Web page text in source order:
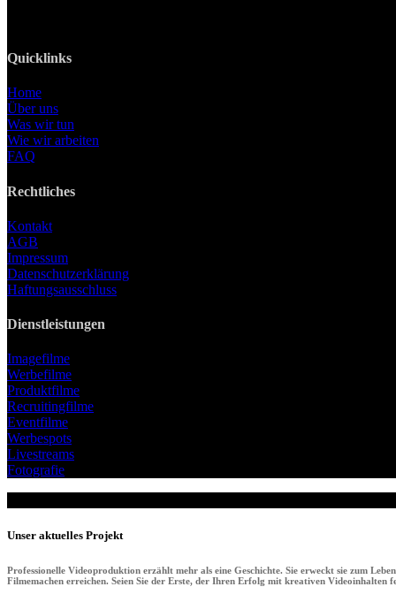
Quicklinks
Home
Über uns
Was wir tun
Wie wir arbeiten
FAQ
Rechtliches
Kontakt
AGB
Impressum
Datenschutzerklärung
Haftungsausschluss
Dienstleistungen
Imagefilme
Werbefilme
Produktfilme
Recruitingfilme
Eventfilme
Werbespots
Livestreams
Fotografie
Unser aktuelles Projekt
Professionelle Videoproduktion erzählt mehr als eine Geschichte. Sie erweckt sie zum
Filmemachen erreichen. Seien Sie der Erste, der Ihren Erfolg mit kreativen Videoinhalten